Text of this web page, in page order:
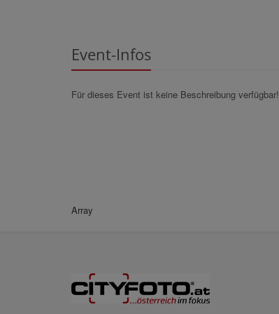
Event-Infos
Für dieses Event ist keine Beschreibung verfügbar!
Array